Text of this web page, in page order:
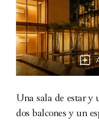
Una sala de estar y
dos balcones y un